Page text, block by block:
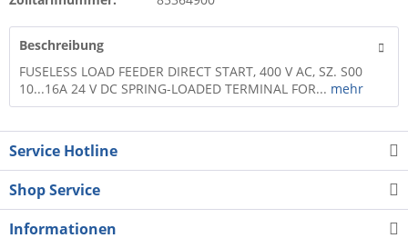
Beschreibung
FUSELESS LOAD FEEDER DIRECT START, 400 V AC, SZ. S00
10...16A 24 V DC SPRING-LOADED TERMINAL FOR... mehr
Service Hotline
Shop Service
Informationen